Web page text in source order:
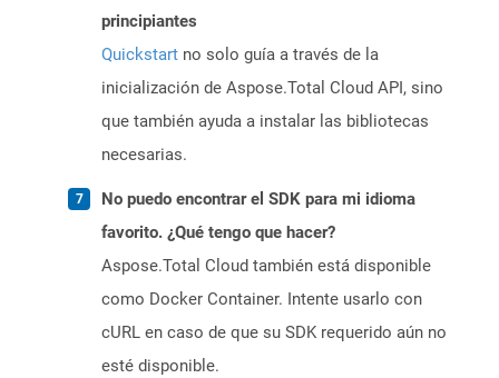
principiantes
Quickstart no solo guía a través de la
inicialización de Aspose.Total Cloud API, sino
que también ayuda a instalar las bibliotecas
necesarias.
No puedo encontrar el SDK para mi idioma
favorito. ¿Qué tengo que hacer?
Aspose.Total Cloud también está disponible
como Docker Container. Intente usarlo con
cURL en caso de que su SDK requerido aún no
esté disponible.